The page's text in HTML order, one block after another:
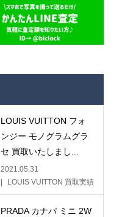
LOUIS VUITTON フォ
ンジー モノグラムグラ
セ 買取いたしまし...
2021.05.31
LOUIS VUITTON 買取実績
PRADA カナパ ミニ 2W